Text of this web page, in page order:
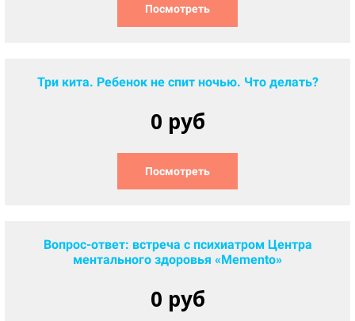
Посмотреть
Три кита. Ребенок не спит ночью. Что делать?
0 руб
Посмотреть
Вопрос-ответ: встреча с психиатром Центра
ментального здоровья «Memento»
0 руб